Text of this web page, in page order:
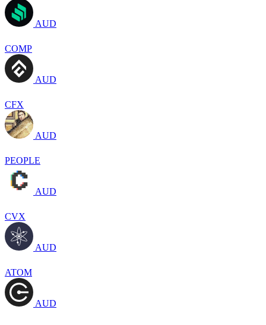
AUD
COMP
AUD
CFX
AUD
PEOPLE
AUD
CVX
AUD
ATOM
AUD